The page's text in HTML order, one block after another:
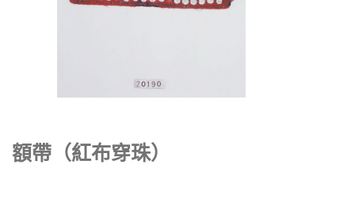
額帶（紅布穿珠）